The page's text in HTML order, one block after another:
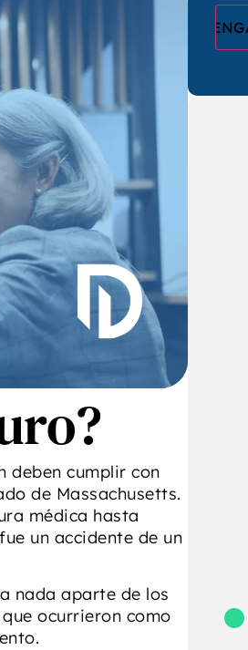
deben cumplir con
de Massachusetts.
médica hasta
un accidente de un
nada aparte de los
ocurrieron como
“Trabajar con ellos fue
un verdadero placer. Me
guió en cada paso, hizo
que todo fuera fácil de
entender y realmente se
preocupó por obtener el
mejor resultado.”
- Gino Louise Reichert